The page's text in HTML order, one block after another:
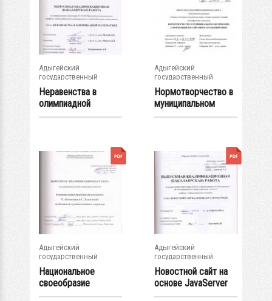
Адыгейский
государственный
университет
Неравенства в
олимпиадной
математике
Адыгейский
государственный
университет
Нормотворчество в
муниципальном
образовании
Адыгейский
государственный
университет
Национальное
своеобразие
рассказов Ч.
Адыгейский
государственный
университет
Новостной сайт на
основе JavaServer
Pages